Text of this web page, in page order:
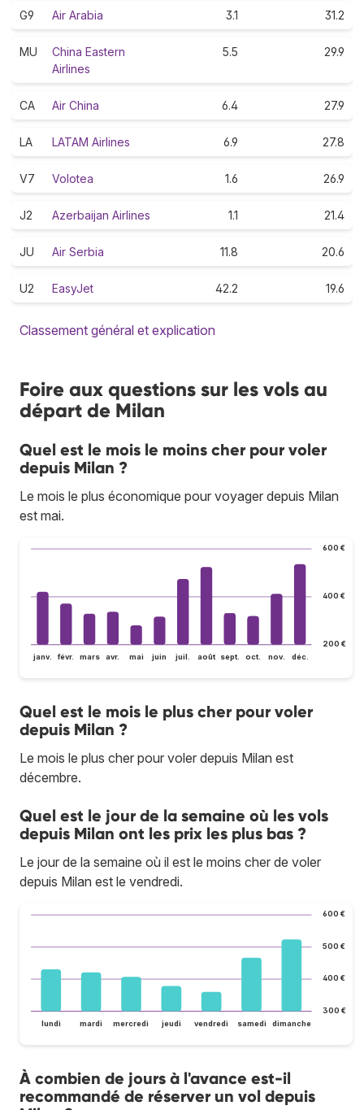
G9 Air Arabia 3.1 31.2
MU
China Eastern
Airlines
5.5 29.9
CA Air China 6.4 27.9
LA LATAM Airlines 6.9 27.8
V7 Volotea 1.6 26.9
J2 Azerbaijan Airlines 1.1 21.4
JU Air Serbia 11.8 20.6
U2 EasyJet 42.2 19.6
Classement général et explication
Foire aux questions sur les vols au
départ de Milan
Quel est le mois le moins cher pour voler
depuis Milan ?
Le mois le plus économique pour voyager depuis Milan
est mai.
200 €
400 €
600 €
janv. févr. mars avr. mai juin juil. août sept. oct. nov. déc.
Quel est le mois le plus cher pour voler
depuis Milan ?
Le mois le plus cher pour voler depuis Milan est
décembre.
Quel est le jour de la semaine où les vols
depuis Milan ont les prix les plus bas ?
Le jour de la semaine où il est le moins cher de voler
depuis Milan est le vendredi.
300 €
400 €
500 €
600 €
lundi mardi mercredi jeudi vendredi samedi dimanche
À combien de jours à l'avance est-il
recommandé de réserver un vol depuis